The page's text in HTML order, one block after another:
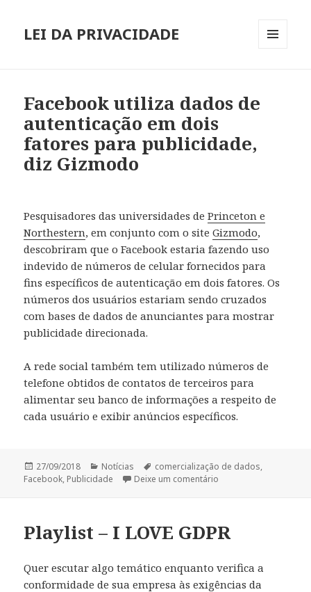
LEI DA PRIVACIDADE
Facebook utiliza dados de
autenticação em dois
fatores para publicidade,
diz Gizmodo
Pesquisadores das universidades dePrinceton e
Northestern, em conjunto com o siteGizmodo,
descobriram que o Facebook estaria fazendo uso
indevido de números de celular fornecidos para
fins específicos de autenticação em dois fatores. Os
números dos usuários estariam sendo cruzados
com bases de dados de anunciantes para mostrar
publicidade direcionada.
A rede social também tem utilizado números de
telefone obtidos de contatos de terceiros para
alimentar seu banco de informações a respeito de
cada usuário e exibir anúncios específicos.
Publicado
em
27/09/2018 Categorias
Notícias Tags
comercialização de dados,
Facebook, Publicidade Deixe um comentário
Playlist – I LOVE GDPR
Quer escutar algo temático enquanto verifica a
conformidade de sua empresa às exigências da